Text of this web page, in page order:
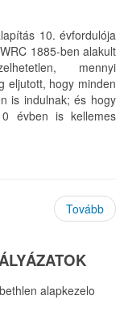
10. évfordulója
1885-ben alakult
mennyi
eljutott, hogy minden
is indulnak; és hogy
évben is kellemes
Tovább